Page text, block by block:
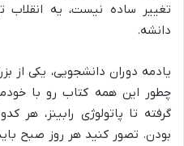
تغییر ساده نیست، یه
دانشه.
یادمه دوران دانشجویی، یکی از
چطور این همه کتاب رو با
گرفته تا پاتولوژی رابینز،
بودن. تصور کنید هر روز صبح